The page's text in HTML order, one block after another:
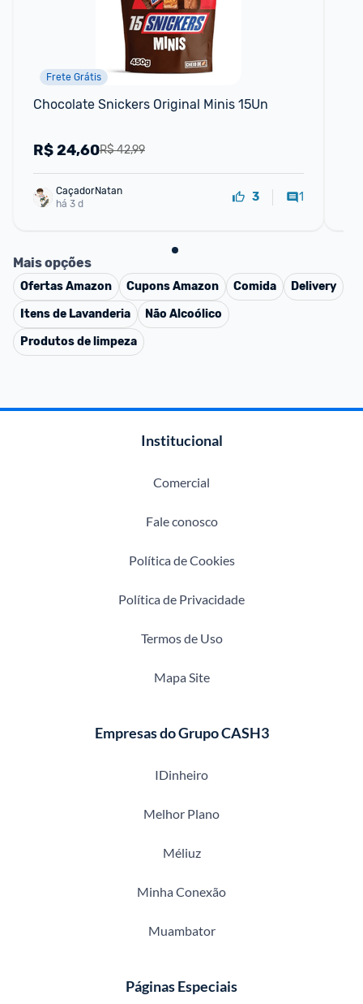
Frete Grátis
Chocolate Snickers Original Minis 15Un
R$ 42,99
R$24,60
CaçadorNatan
há 3 d
3 1
Mais opções
OfertasAmazon CuponsAmazon Comida
Delivery
Itens de Lavanderia
Não Alcoólico
Produtos de limpeza
Institucional
Comercial
Fale conosco
Política de Cookies
Política de Privacidade
Termos de Uso
Mapa Site
Empresas do Grupo CASH3
IDinheiro
Melhor Plano
Méliuz
Minha Conexão
Muambator
Páginas Especiais